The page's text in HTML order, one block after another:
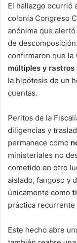
El hallazgo ocurrió
colonia Congreso
anónima que
de
confirmaron que la
múltiples y
la hipótesis de un
cuentas.
Peritos de la
diligencias y
permanece como
ministeriales no
cometido en otro
aislado, fangoso y
únicamente como
práctica recurrente
Este hecho abre